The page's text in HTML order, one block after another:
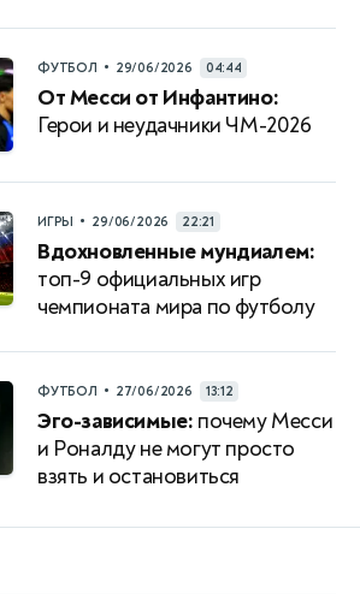
ФУТБОЛ • 29/06/2026 04:44
От Месси от Инфантино:
Герои и неудачники ЧМ-2026
ИГРЫ • 29/06/2026 22:21
Вдохновленные мундиалем:
топ-9 официальных игр
чемпионата мира по футболу
ФУТБОЛ • 27/06/2026 13:12
Эго-зависимые: почему Месси
и Роналду не могут просто
взять и остановиться